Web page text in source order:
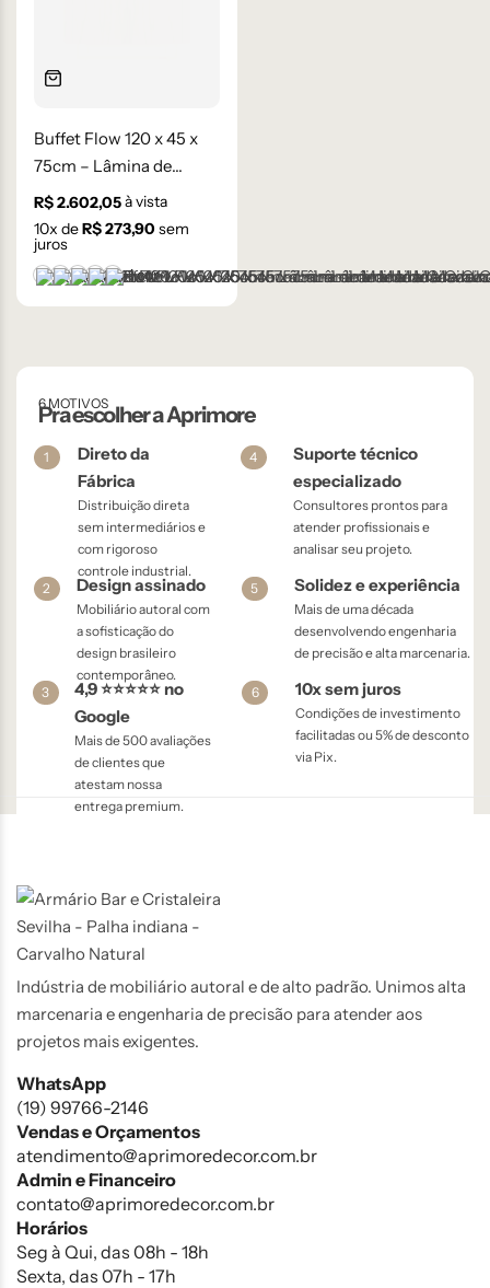
Buffet Flow 120 x 45 x
75cm – Lâmina de
Madeira Carvalho
Natural
R$2.602,05à vista
10x deR$273,90 sem
juros
Castanho
Champanhe
Cinza Grafite Metalizado
Ébano
Lâmina Off-White
+1 cor
6 MOTIVOS
Pra escolher a Aprimore
1
Direto da
Fábrica
Distribuição direta
sem intermediários e
com rigoroso
controle industrial.
4
Suporte técnico
especializado
Consultores prontos para
atender profissionais e
analisar seu projeto.
2 Design assinado
Mobiliário autoral com
a sofisticação do
design brasileiro
contemporâneo.
5 Solidez e experiência
Mais de uma década
desenvolvendo engenharia
de precisão e alta marcenaria.
3
4,9 ⭐⭐⭐⭐⭐ no
Google
Mais de 500 avaliações
de clientes que
atestam nossa
entrega premium.
6 10x sem juros
Condições de investimento
facilitadas ou 5% de desconto
via Pix.
Indústria de mobiliário autoral e de alto padrão. Unimos alta
marcenaria e engenharia de precisão para atender aos
projetos mais exigentes.
WhatsApp
(19) 99766-2146
Vendas e Orçamentos
atendimento@aprimoredecor.com.br
Admin e Financeiro
contato@aprimoredecor.com.br
Horários
Seg à Qui, das 08h - 18h
Sexta, das 07h - 17h